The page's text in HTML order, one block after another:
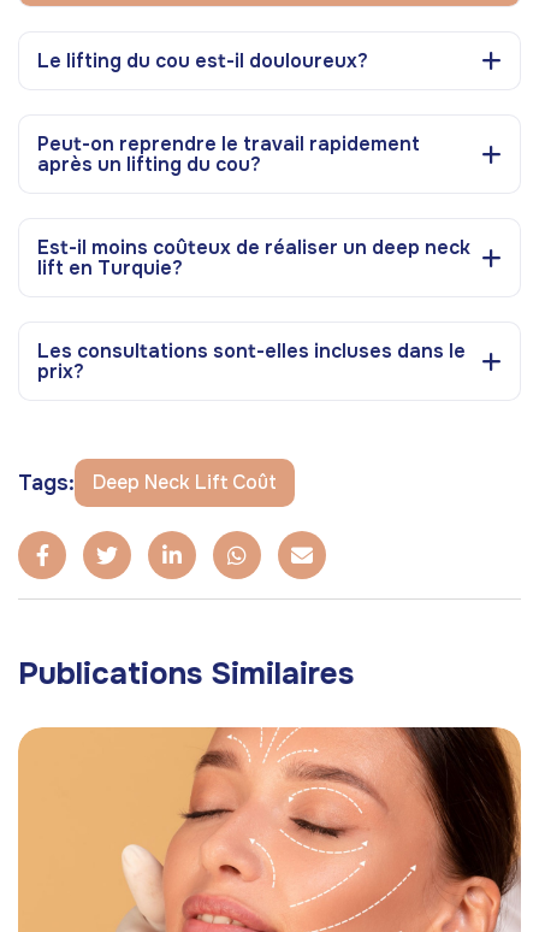
Le lifting du cou est-il douloureux?
Peut-on reprendre le travail rapidement
après un lifting du cou?
Est-il moins coûteux de réaliser un deep neck
lift en Turquie?
Les consultations sont-elles incluses dans le
prix?
Tags: Deep Neck Lift Coût
Publications Similaires